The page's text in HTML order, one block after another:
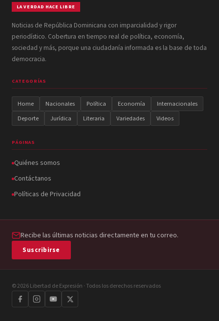
LA VERDAD HACE LIBRE
Noticias de República Dominicana con imparcialidad y rigor
periodístico. Cobertura en tiempo real de política, economía,
sociedad y más, porque una ciudadanía informada es la base de toda
democracia.
CATEGORÍAS
Home Nacionales Política Economía
Internacionales
Deporte
Jurídica Literaria Variedades Videos
PÁGINAS
Quiénes somos
Contáctanos
Políticas de Privacidad
Recibe las últimas noticias directamente en tu correo.
Suscribirse
© 2026 Libertad de Expresión · Todos los derechos reservados